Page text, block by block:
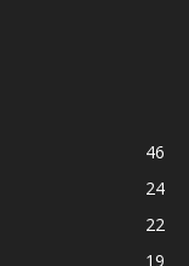
46
24
22
19